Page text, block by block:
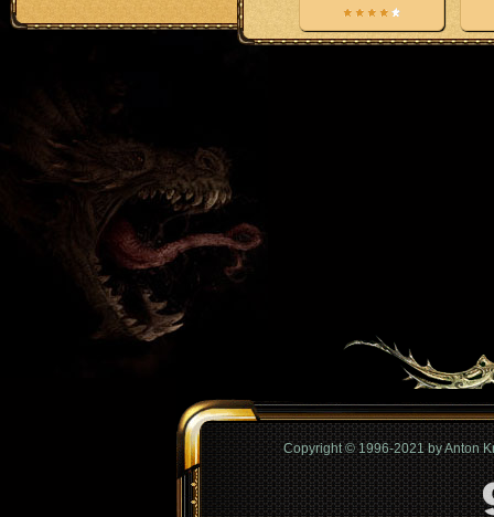
Copyright © 1996-2021 by Anton